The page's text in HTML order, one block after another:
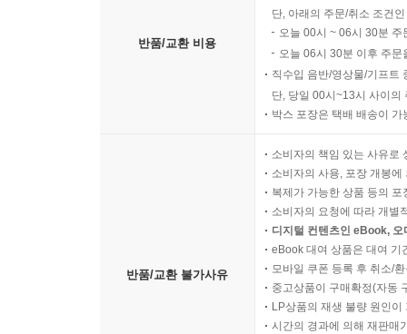
반품/교환 비용
단, 아래의 주문/취소 조건
오늘 00시 ~ 06시 30분
오늘 06시 30분 이후 주
직수입 음반/영상물/기프트
단, 당일 00시~13시 사이의
박스 포장은 택배 배송이
반품/교환 불가사유
소비자의 책임 있는 사유로
소비자의 사용, 포장 개봉
복제가 가능한 상품 등의
소비자의 요청에 따라 개별
디지털 컨텐츠인 eBook,
eBook 대여 상품은 대여 기
모바일 쿠폰 등록 후 취소/
중고상품이 구매확정(자동
LP상품의 재생 불량 원인
시간의 경과에 의해 재판매